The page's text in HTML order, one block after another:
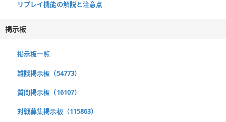
リプレイ機能の解説と注意点
掲示板
掲示板一覧
雑談掲示板（54773）
質問掲示板（16107）
対戦募集掲示板（115863）